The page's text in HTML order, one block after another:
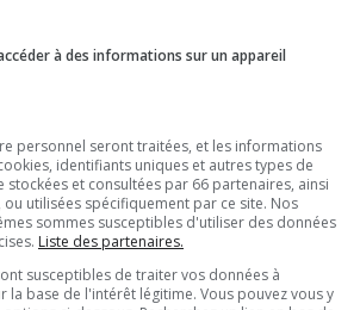
à des informations sur un appareil
personnel seront traitées, et les informations
identifiants uniques et autres types de
et consultées par 66 partenaires, ainsi
ou utilisées spécifiquement par ce site. Nos
sommes susceptibles d'utiliser des données
Liste des partenaires.
susceptibles de traiter vos données à
la base de l'intérêt légitime. Vous pouvez vous y